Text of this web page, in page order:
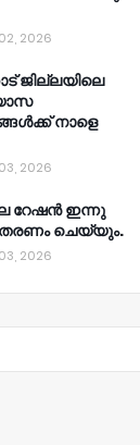
2026
ജില്ലയിലെ
നാളെ
2026
റേഷൻ ഇന്നു
ചെയ്യും.
2026